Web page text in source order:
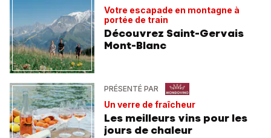
Votre escapade en montagne à
portée de train
Découvrez Saint-Gervais
Mont-Blanc
PRÉSENTÉ PAR
Un verre de fraîcheur
Les meilleurs vins pour les
jours de chaleur